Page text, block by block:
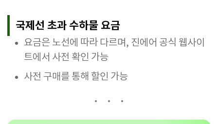
국제선 초과 수하물 요금
요금은 노선에 따라 다르며, 진에어 공식 웹사이
트에서 사전 확인 가능
사전 구매를 통해 할인 가능